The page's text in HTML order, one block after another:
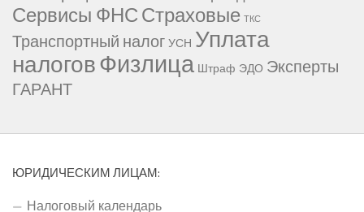
Сервисы ФНССтраховые ТКС
Транспортный налогУСН Уплата
налоговФизлица Штраф ЭДО Эксперты
ГАРАНТ
ЮРИДИЧЕСКИМ ЛИЦАМ:
Налоговый календарь